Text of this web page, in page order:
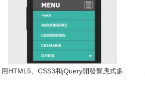
用HTML5、CSS3和jQuery開發響應式多